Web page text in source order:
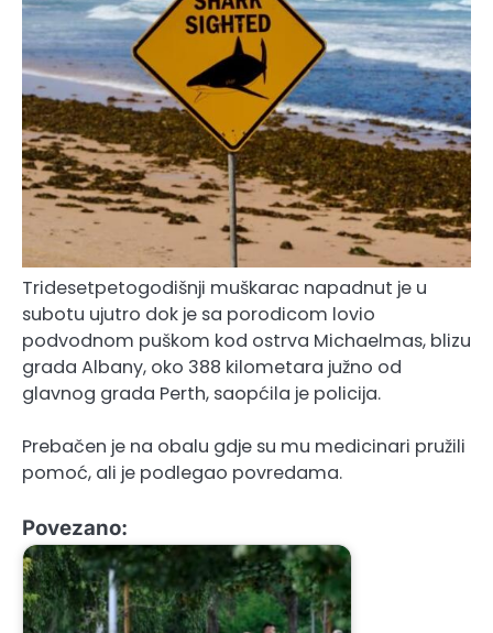
Tridesetpetogodišnji muškarac napadnut je u
subotu ujutro dok je sa porodicom lovio
podvodnom puškom kod ostrva Michaelmas, blizu
grada Albany, oko 388 kilometara južno od
glavnog grada Perth, saopćila je policija.
Prebačen je na obalu gdje su mu medicinari pružili
pomoć, ali je podlegao povredama.
Povezano: